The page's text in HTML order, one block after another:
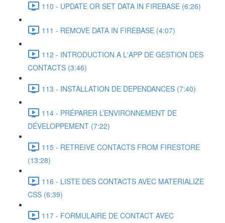
110 - UPDATE OR SET DATA IN FIREBASE (6:26)
111 - REMOVE DATA IN FIREBASE (4:07)
112 - INTRODUCTION A L'APP DE GESTION DES
CONTACTS (3:46)
113 - INSTALLATION DE DEPENDANCES (7:40)
114 - PRÉPARER L’ENVIRONNEMENT DE
DÉVELOPPEMENT (7:22)
115 - RETREIVE CONTACTS FROM FIRESTORE
(13:28)
116 - LISTE DES CONTACTS AVEC MATERIALIZE
CSS (6:39)
117 - FORMULAIRE DE CONTACT AVEC